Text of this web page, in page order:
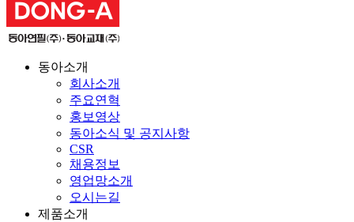
동아소개
회사소개
주요연혁
홍보영상
동아소식 및 공지사항
CSR
채용정보
영업망소개
오시는길
제품소개